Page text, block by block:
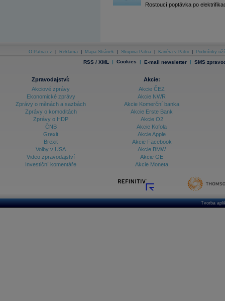
Archiv - Měsíční makroekonomické přehledy
Archiv - Vývoj české koruny
Archiv analýz - Makroukazatele
Ceny průmyslových výrobců - Data a prognózy
Ceny průmyslových výrobců - Graf (ČR)
Ceny průmyslových výrobců - Kalendář (ČR)
Ceny průmyslových výrobců - Zpravodajství
Databanka - Ceny
Rostoucí poptávka po
O Patria.cz Reklama Mapa Stránek Skupina Patria Kariéra v Patrii Podmínky
RSS / XML | Cookies | E-mail newsletter | SMS
Zpravodajství:
Akciové zprávy
Ekonomické zprávy
Zprávy o měnách a sazbách
Zprávy o komoditách
Zprávy o HDP
ČNB
Grexit
Brexit
Volby v USA
Video zpravodajství
Investiční komentáře
Akcie:
Akcie ČEZ
Akcie NWR
Akcie Komerční banka
Akcie Erste Bank
Akcie O2
Akcie Kofola
Akcie Apple
Akcie Facebook
Akcie BMW
Akcie GE
Akcie Moneta
Tvorba